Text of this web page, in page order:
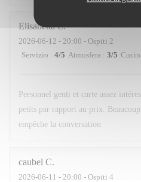
Elisabetta L
2026-06-12 - 20:00 - Ospiti 2
Servizio : 4/5 Atmosfera : 3/5
Personnel genti et carte assez
petits par rapport au prix.
empêche la conversation
caubel C
2026-06-11 - 20:00 - Ospiti 4